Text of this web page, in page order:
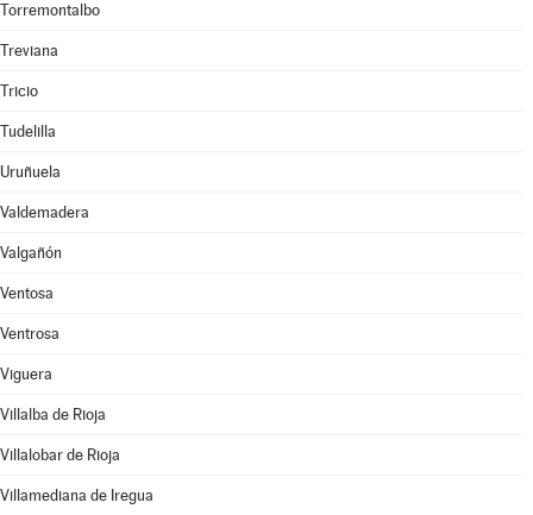
Torremontalbo
Treviana
Tricio
Tudelilla
Uruñuela
Valdemadera
Valgañón
Ventosa
Ventrosa
Viguera
Villalba de Rioja
Villalobar de Rioja
Villamediana de Iregua